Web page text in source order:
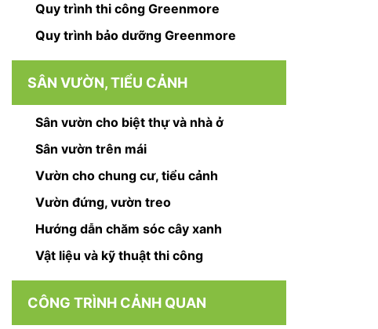
Quy trình thi công Greenmore
Quy trình bảo dưỡng Greenmore
SÂN VƯỜN, TIỂU CẢNH
Sân vườn cho biệt thự và nhà ở
Sân vườn trên mái
Vườn cho chung cư, tiểu cảnh
Vườn đứng, vườn treo
Hướng dẫn chăm sóc cây xanh
Vật liệu và kỹ thuật thi công
CÔNG TRÌNH CẢNH QUAN